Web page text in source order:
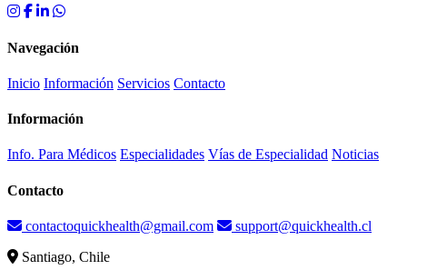
Navegación
Inicio Información Servicios Contacto
Información
Info. Para Médicos Especialidades Vías de Especialidad Noticias
Contacto
contactoquickhealth@gmail.com
support@quickhealth.cl
Santiago, Chile